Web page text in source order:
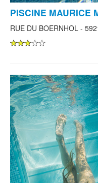
PISCINE MAURICE
RUE DU BOERNHOL -